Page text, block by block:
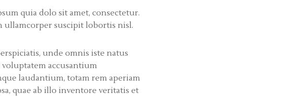
quia dolo sit amet, consectetur.
ullamcorper suscipit lobortis nisl.
unde omnis iste natus
accusantium
laudantium, totam rem aperiam
quae ab illo inventore veritatis et